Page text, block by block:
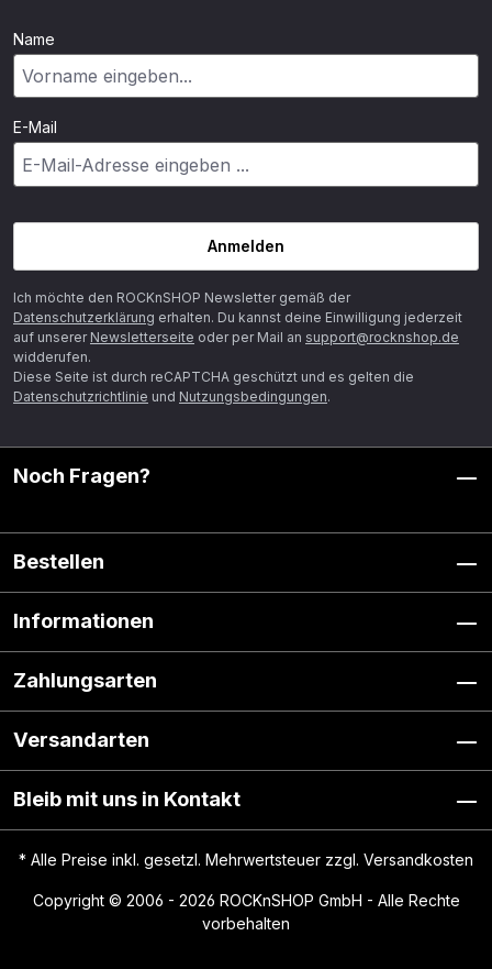
Name
E-Mail
Anmelden
Ich möchte den ROCKnSHOP Newsletter gemäß der
Datenschutzerklärung erhalten. Du kannst deine Einwilligung jederzeit
auf unserer Newsletterseite oder per Mail an support@rocknshop.de
widderufen.
Diese Seite ist durch reCAPTCHA geschützt und es gelten die
Datenschutzrichtlinie und Nutzungsbedingungen.
Noch Fragen?
Bestellen
Informationen
Zahlungsarten
Versandarten
Bleib mit uns in Kontakt
* Alle Preise inkl. gesetzl. Mehrwertsteuer zzgl. Versandkosten
Copyright © 2006 - 2026 ROCKnSHOP GmbH - Alle Rechte
vorbehalten